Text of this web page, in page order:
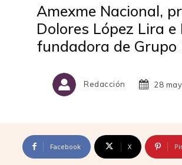
Amexme Nacional,
Dolores López Lira e
fundadora de Grupo
Redacción 28
Facebook X